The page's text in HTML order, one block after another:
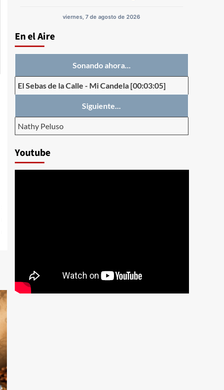
viernes, 7 de agosto de 2026
En el Aire
Sonando ahora...
El Sebas de la Calle - Mi Candela [00:03:05]
Siguiente...
Nathy Peluso
Youtube